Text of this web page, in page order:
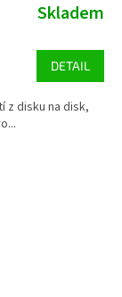
Skladem
DETAIL
z disku na disk,